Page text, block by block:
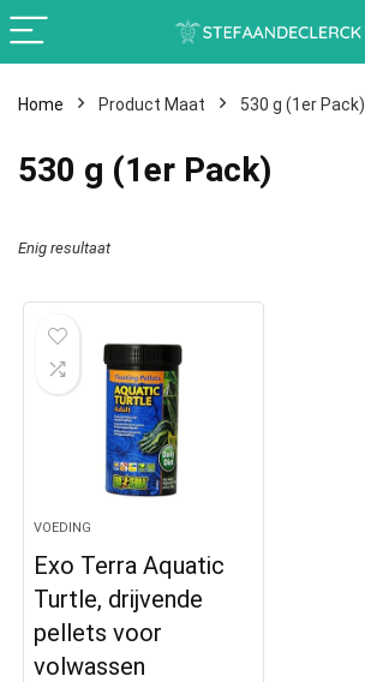
Home Product Maat 530 g (1er Pack)
530 g (1er Pack)
Enig resultaat
VOEDING
Exo Terra Aquatic
Turtle, drijvende
pellets voor
volwassen